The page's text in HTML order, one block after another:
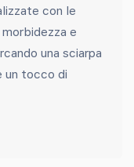
con le
e
una sciarpa
un tocco di